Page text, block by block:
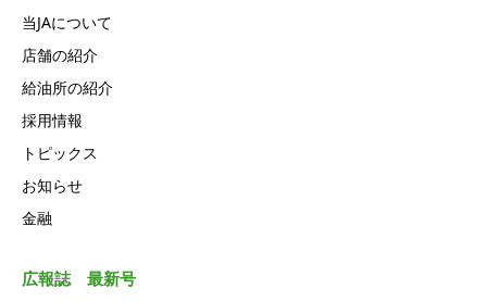
当JAについて
店舗の紹介
給油所の紹介
採用情報
トピックス
お知らせ
金融
広報誌 最新号